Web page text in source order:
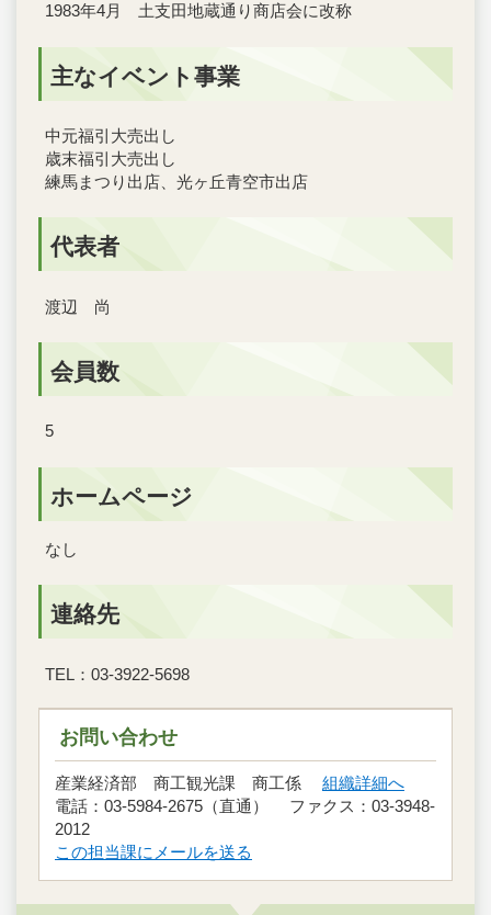
1983年4月 土支田地蔵通り商店会に改称
主なイベント事業
中元福引大売出し
歳末福引大売出し
練馬まつり出店、光ヶ丘青空市出店
代表者
渡辺 尚
会員数
5
ホームページ
なし
連絡先
TEL：03-3922-5698
お問い合わせ
産業経済部 商工観光課 商工係 組織詳細へ
電話：03-5984-2675（直通） ファクス：03-3948-
2012
この担当課にメールを送る